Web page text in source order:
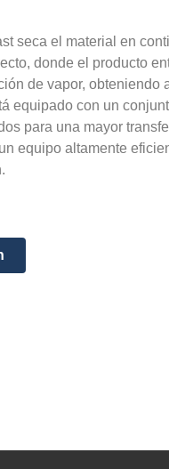
seca el material en
donde el producto
de vapor, obteniendo
equipado con un
para una mayor
equipo altamente